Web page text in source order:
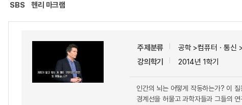
SBS 헨리 마크램
주제분류
공학 >컴퓨터ㆍ통신
강의학기
2014년 1학기
인간의 뇌는 어떻게 작동하는가? 이
경계선을 허물고 과학자들과 그들의